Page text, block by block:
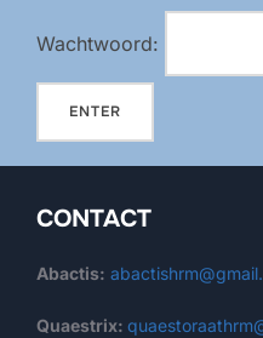
Wachtwoord:
CONTACT
Abactis:
Quaestrix: